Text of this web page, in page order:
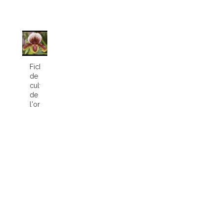
Fiche
de
culture
de
l'orchidée...